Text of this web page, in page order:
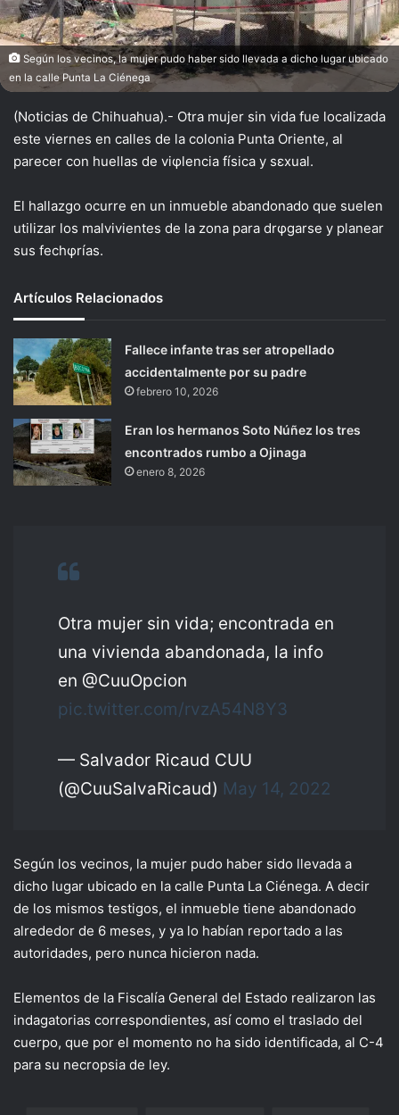
Según los vecinos, la mujer pudo haber sido llevada a dicho lugar ubicado
en la calle Punta La Ciénega
(Noticias de Chihuahua).- Otra mujer sin vida fue localizada
este viernes en calles de la colonia Punta Oriente, al
parecer con huellas de viφlencia física y sεxual.
El hallazgo ocurre en un inmueble abandonado que suelen
utilizar los malvivientes de la zona para drφgarse y planear
sus fechφrías.
Artículos Relacionados
Fallece infante tras ser atropellado
accidentalmente por su padre
febrero 10, 2026
Eran los hermanos Soto Núñez los tres
encontrados rumbo a Ojinaga
enero 8, 2026
Otra mujer sin vida; encontrada en
una vivienda abandonada, la info
en @CuuOpcion
pic.twitter.com/rvzA54N8Y3
— Salvador Ricaud CUU
(@CuuSalvaRicaud) May 14, 2022
Según los vecinos, la mujer pudo haber sido llevada a
dicho lugar ubicado en la calle Punta La Ciénega. A decir
de los mismos testigos, el inmueble tiene abandonado
alrededor de 6 meses, y ya lo habían reportado a las
autoridades, pero nunca hicieron nada.
Elementos de la Fiscalía General del Estado realizaron las
indagatorias correspondientes, así como el traslado del
cuerpo, que por el momento no ha sido identificada, al C-4
para su necropsia de ley.